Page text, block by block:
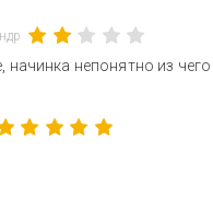
непонятно из